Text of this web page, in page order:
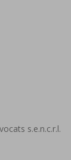
s.e.n.c.r.l.